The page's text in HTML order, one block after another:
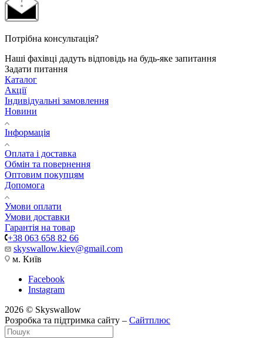
Потрібна консультація?
Наші фахівці дадуть відповідь на будь-яке запитання
Задати питання
Каталог
Акції
Індивідуальні замовлення
Новини
Інформація
Оплата і доставка
Обмін та повернення
Оптовим покупцям
Допомога
Умови оплати
Умови доставки
Гарантія на товар
+38 063 658 82 66
skyswallow.kiev@gmail.com
м. Київ
Facebook
Instagram
2026 © Skyswallow
Розробка та підтримка сайту – Сайтплюс